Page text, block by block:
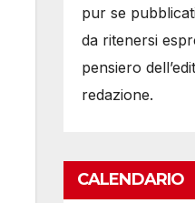
pur se
da ritenersi
pensiero
redazione.
CALENDARIO